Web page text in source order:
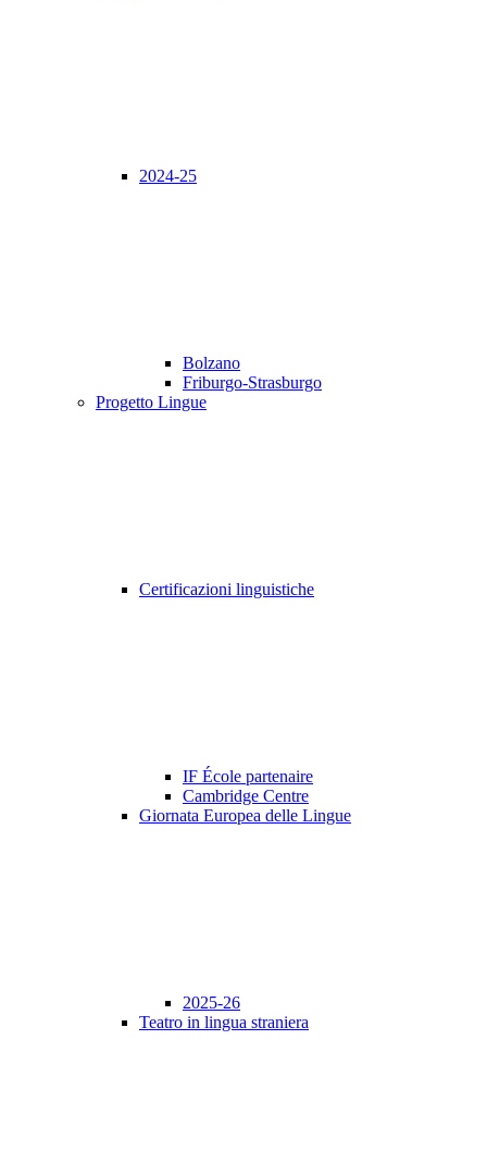
2024-25
Bolzano
Friburgo-Strasburgo
Progetto Lingue
Certificazioni linguistiche
IF École partenaire
Cambridge Centre
Giornata Europea delle Lingue
2025-26
Teatro in lingua straniera